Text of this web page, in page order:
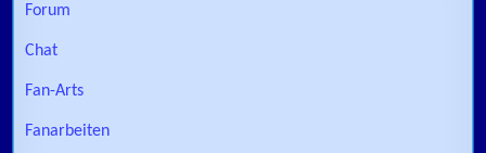
Forum
Chat
Fan-Arts
Fanarbeiten